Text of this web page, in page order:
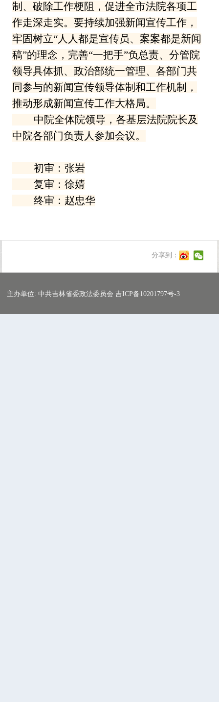
制、破除工作梗阻，促进全市法院各项工
作走深走实。要持续加强新闻宣传工作，
牢固树立“人人都是宣传员、案案都是新闻
稿”的理念，完善“一把手”负总责、分管院
领导具体抓、政治部统一管理、各部门共
同参与的新闻宣传领导体制和工作机制，
推动形成新闻宣传工作大格局。
中院全体院领导，各基层法院院长及
中院各部门负责人参加会议。
初审：张岩
复审：徐婧
终审：赵忠华
分享到：
主办单位: 中共吉林省委政法委员会 吉ICP备10201797号-3